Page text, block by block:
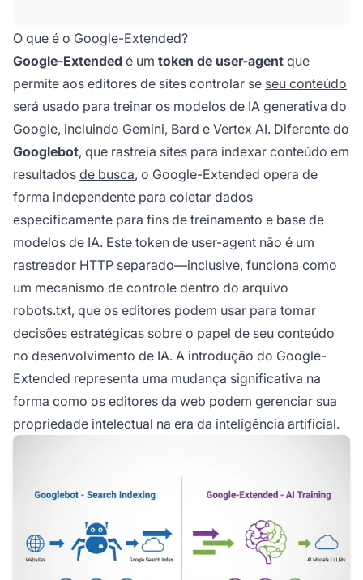
Introduzido em setembro de 2023, aborda
preocupações dos editores sobre o uso de
conteúdo no desenvolvimento de modelos de
IA. O Google-Extended não impacta o
ranqueamento de SEO nem a inclusão nas
buscas.
O que é o Google-Extended?
Google-Extended é um token de user-agent que
permite aos editores de sites controlar se seu conteúdo
será usado para treinar os modelos de IA generativa do
Google, incluindo Gemini, Bard e Vertex AI. Diferente do
Googlebot, que rastreia sites para indexar conteúdo em
resultados de busca, o Google-Extended opera de
forma independente para coletar dados
especificamente para fins de treinamento e base de
modelos de IA. Este token de user-agent não é um
rastreador HTTP separado—inclusive, funciona como
um mecanismo de controle dentro do arquivo
robots.txt, que os editores podem usar para tomar
decisões estratégicas sobre o papel de seu conteúdo
no desenvolvimento de IA. A introdução do Google-
Extended representa uma mudança significativa na
forma como os editores da web podem gerenciar sua
propriedade intelectual na era da inteligência artificial.